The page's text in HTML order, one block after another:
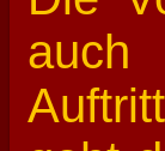
auch